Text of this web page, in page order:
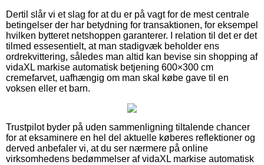
Dertil slår vi et slag for at du er på vagt for de mest centrale
betingelser der har betydning for transaktionen, for eksempel
hvilken bytteret netshoppen garanterer. I relation til det er det
tilmed essesentielt, at man stadigvæk beholder ens
ordrekvittering, således man altid kan bevise sin shopping af
vidaXL markise automatisk betjening 600×300 cm
cremefarvet, uafhængig om man skal købe gave til en
voksen eller et barn.
Trustpilot byder på uden sammenligning tiltalende chancer
for at eksaminere en hel del aktuelle køberes reflektioner og
derved anbefaler vi, at du ser nærmere på online
virksomhedens bedømmelser af vidaXL markise automatisk